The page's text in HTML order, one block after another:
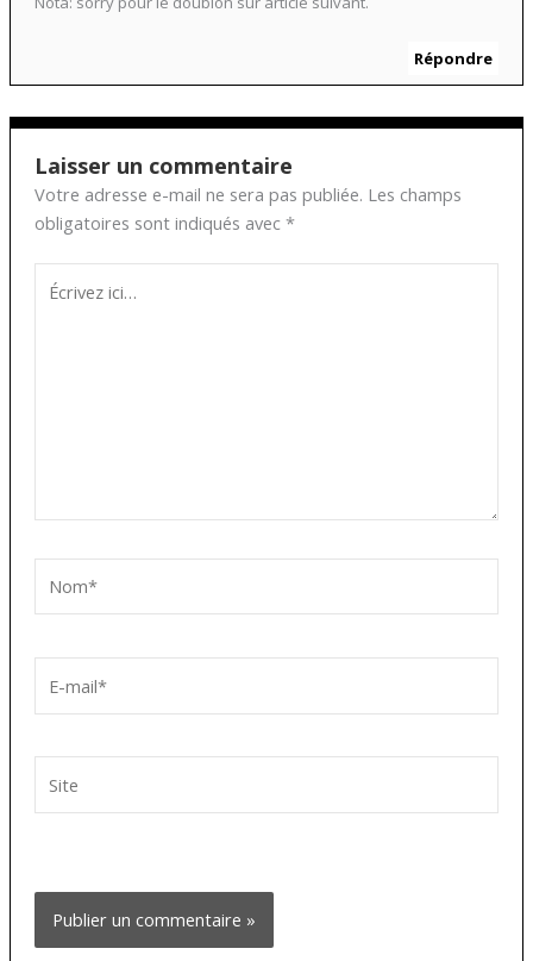
Répondre
Laisser un commentaire
Votre adresse e-mail ne sera pas publiée. Les champs
obligatoires sont indiqués avec *
ici…
mail*